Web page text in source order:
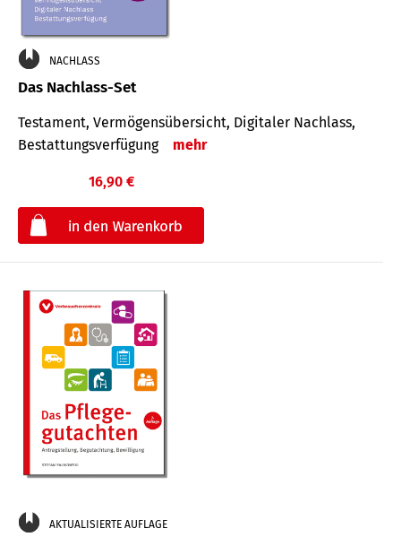
NACHLASS
Das Nachlass-Set
Testament, Vermögens­übersicht, Digitaler Nach­lass,
Bestat­tungs­ver­fügung
mehr
16,90 €
AKTUALISIERTE AUFLAGE